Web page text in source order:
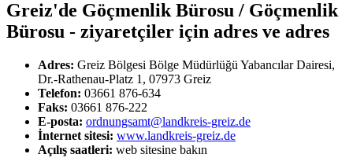
Greiz'de Göçmenlik Bürosu / Göçmenlik
Bürosu - ziyaretçiler için adres ve adres
Adres: Greiz Bölgesi Bölge Müdürlüğü Yabancılar Dairesi,
Dr.-Rathenau-Platz 1, 07973 Greiz
Telefon: 03661 876-634
Faks: 03661 876-222
E-posta: ordnungsamt@landkreis-greiz.de
İnternet sitesi: www.landkreis-greiz.de
Açılış saatleri: web sitesine bakın